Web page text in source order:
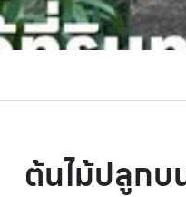
ต้นไม้ปลูกบ